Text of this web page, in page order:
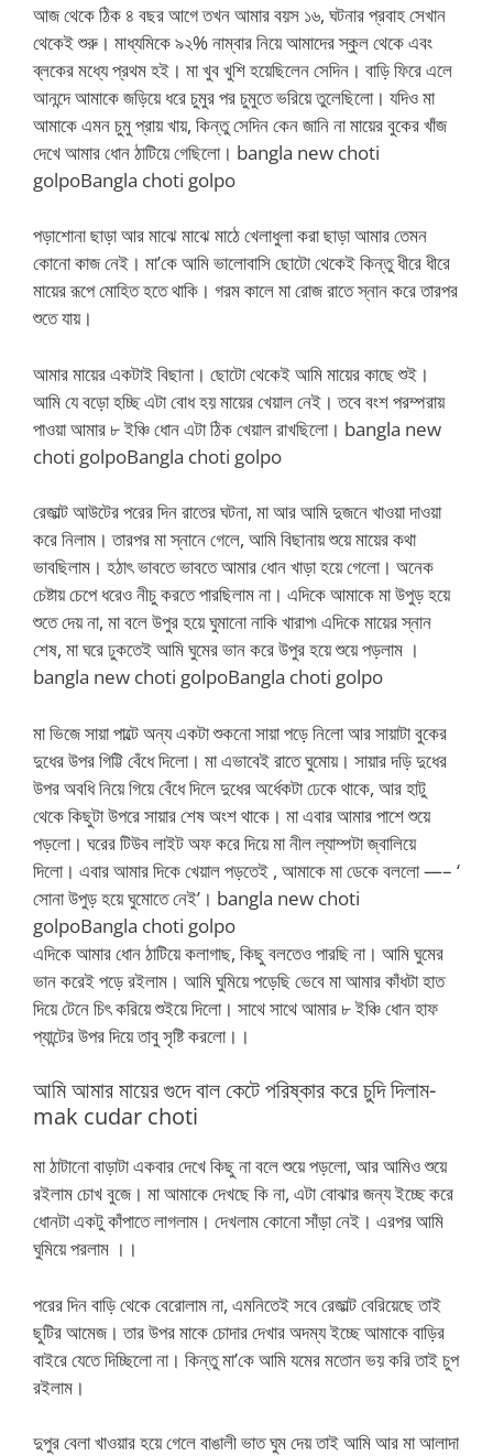
আজ থেকে ঠিক ৪ বছর আগে তখন আমার বয়স ১৬, ঘটনার প্রবাহ সেখান
থেকেই শুরু। মাধ্যমিকে ৯২% নাম্বার নিয়ে আমাদের স্কুল থেকে এবং
ব্লকের মধ্যে প্রথম হই। মা খুব খুশি হয়েছিলেন সেদিন। বাড়ি ফিরে এলে
আনন্দে আমাকে জড়িয়ে ধরে চুমুর পর চুমুতে ভরিয়ে তুলেছিলো। যদিও মা
আমাকে এমন চুমু প্রায় খায়, কিন্তু সেদিন কেন জানি না মায়ের বুকের খাঁজ
দেখে আমার ধোন ঠাটিয়ে গেছিলো। bangla new choti
golpoBangla choti golpo
পড়াশোনা ছাড়া আর মাঝে মাঝে মাঠে খেলাধুলা করা ছাড়া আমার তেমন
কোনো কাজ নেই। মা’কে আমি ভালোবাসি ছোটো থেকেই কিন্তু ধীরে ধীরে
মায়ের রূপে মোহিত হতে থাকি। গরম কালে মা রোজ রাতে স্নান করে তারপর
শুতে যায়।
আমার মায়ের একটাই বিছানা। ছোটো থেকেই আমি মায়ের কাছে শুই।
আমি যে বড়ো হচ্ছি এটা বোধ হয় মায়ের খেয়াল নেই। তবে বংশ পরম্পরায়
পাওয়া আমার ৮ ইঞ্চি ধোন এটা ঠিক খেয়াল রাখছিলো। bangla new
choti golpoBangla choti golpo
রেজাল্ট আউটের পরের দিন রাতের ঘটনা, মা আর আমি দুজনে খাওয়া দাওয়া
করে নিলাম। তারপর মা স্নানে গেলে, আমি বিছানায় শুয়ে মায়ের কথা
ভাবছিলাম। হঠাৎ ভাবতে ভাবতে আমার ধোন খাড়া হয়ে গেলো। অনেক
চেষ্টায় চেপে ধরেও নীচু করতে পারছিলাম না। এদিকে আমাকে মা উপুড় হয়ে
শুতে দেয় না, মা বলে উপুর হয়ে ঘুমানো নাকি খারাপ৷ এদিকে মায়ের স্নান
শেষ, মা ঘরে ঢুকতেই আমি ঘুমের ভান করে উপুর হয়ে শুয়ে পড়লাম ।
bangla new choti golpoBangla choti golpo
মা ভিজে সায়া পাল্টে অন্য একটা শুকনো সায়া পড়ে নিলো আর সায়াটা বুকের
দুধের উপর গিট্টি বেঁধে দিলো। মা এভাবেই রাতে ঘুমোয়। সায়ার দড়ি দুধের
উপর অবধি নিয়ে গিয়ে বেঁধে দিলে দুধের অর্ধেকটা ঢেকে থাকে, আর হাটু
থেকে কিছুটা উপরে সায়ার শেষ অংশ থাকে। মা এবার আমার পাশে শুয়ে
পড়লো। ঘরের টিউব লাইট অফ করে দিয়ে মা নীল ল্যাম্পটা জ্বালিয়ে
দিলো। এবার আমার দিকে খেয়াল পড়তেই , আমাকে মা ডেকে বললো —– ‘
সোনা উপুড় হয়ে ঘুমোতে নেই’। bangla new choti
golpoBangla choti golpo
এদিকে আমার ধোন ঠাটিয়ে কলাগাছ, কিছু বলতেও পারছি না। আমি ঘুমের
ভান করেই পড়ে রইলাম। আমি ঘুমিয়ে পড়েছি ভেবে মা আমার কাঁধটা হাত
দিয়ে টেনে চিৎ করিয়ে শুইয়ে দিলো। সাথে সাথে আমার ৮ ইঞ্চি ধোন হাফ
প্যান্টের উপর দিয়ে তাবু সৃষ্টি করলো।।
আমি আমার মায়ের গুদে বাল কেটে পরিষ্কার করে চুদি দিলাম-
mak cudar choti
মা ঠাটানো বাড়াটা একবার দেখে কিছু না বলে শুয়ে পড়লো, আর আমিও শুয়ে
রইলাম চোখ বুজে। মা আমাকে দেখছে কি না, এটা বোঝার জন্য ইচ্ছে করে
ধোনটা একটু কাঁপাতে লাগলাম। দেখলাম কোনো সাঁড়া নেই। এরপর আমি
ঘুমিয়ে পরলাম ।।
পরের দিন বাড়ি থেকে বেরোলাম না, এমনিতেই সবে রেজাল্ট বেরিয়েছে তাই
ছুটির আমেজ। তার উপর মাকে চোদার দেখার অদম্য ইচ্ছে আমাকে বাড়ির
বাইরে যেতে দিচ্ছিলো না। কিন্তু মা’কে আমি যমের মতোন ভয় করি তাই চুপ
রইলাম।
দুপুর বেলা খাওয়ার হয়ে গেলে বাঙালী ভাত ঘুম দেয় তাই আমি আর মা আলাদা